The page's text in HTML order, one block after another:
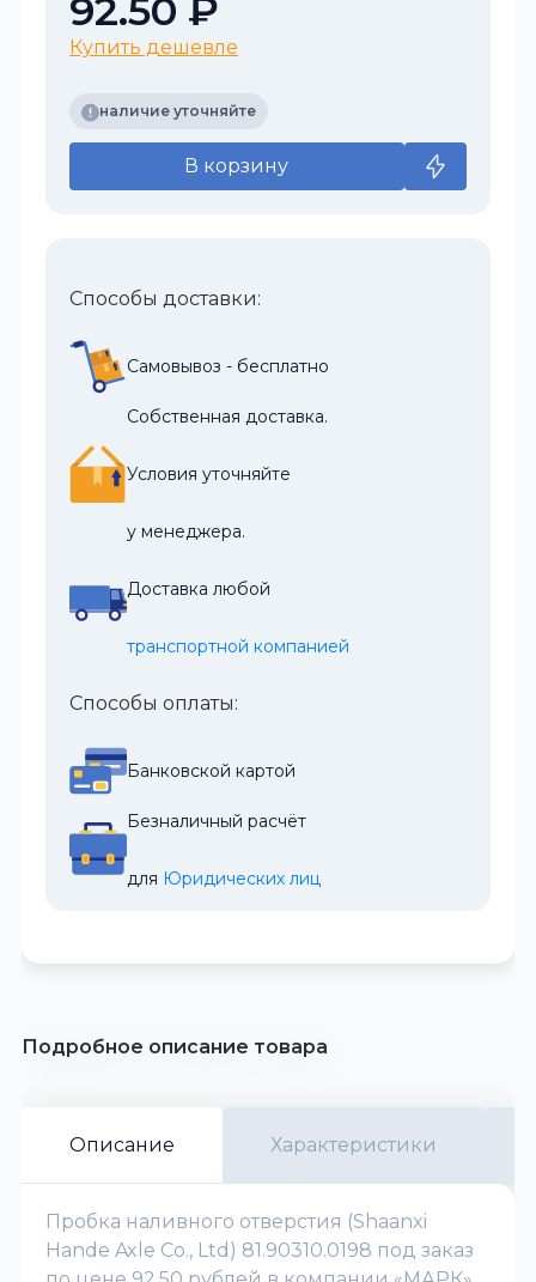
92.50 ₽
Купить дешевле
наличие уточняйте
В корзину
Способы доставки:
Самовывоз - бесплатно
Собственная доставка.
Условия уточняйте
у менеджера.
Доставка любой
транспортной компанией
Способы оплаты:
Банковской картой
Безналичный расчёт
для Юридических лиц
Подробное описание товара
Описание Характеристики
Пробка наливного отверстия (Shaanxi
Hande Axle Co., Ltd) 81.90310.0198 под заказ